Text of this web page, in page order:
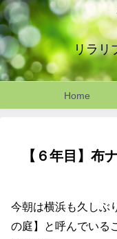
リラ
Home
【６年目】布
今朝は横浜も久しぶ
の庭】と呼んでいる